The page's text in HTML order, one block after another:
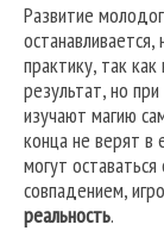
Развитие
практику, так
результат, но
изучают магию
конца не верят в
могут
совпадением,
реальность.